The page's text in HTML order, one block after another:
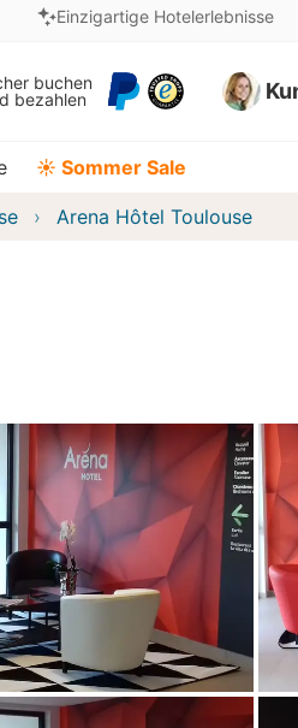
Einzigartige Hotelerlebnisse
buchen
bezahlen
☀️ Sommer Sale
Arena Hôtel Toulouse